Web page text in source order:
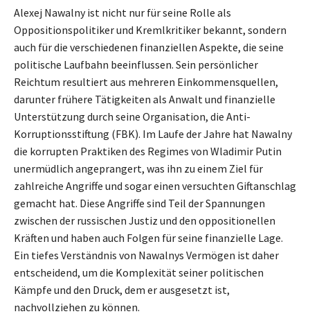
Alexej Nawalny ist nicht nur für seine Rolle als
Oppositionspolitiker und Kremlkritiker bekannt, sondern
auch für die verschiedenen finanziellen Aspekte, die seine
politische Laufbahn beeinflussen. Sein persönlicher
Reichtum resultiert aus mehreren Einkommensquellen,
darunter frühere Tätigkeiten als Anwalt und finanzielle
Unterstützung durch seine Organisation, die Anti-
Korruptionsstiftung (FBK). Im Laufe der Jahre hat Nawalny
die korrupten Praktiken des Regimes von Wladimir Putin
unermüdlich angeprangert, was ihn zu einem Ziel für
zahlreiche Angriffe und sogar einen versuchten Giftanschlag
gemacht hat. Diese Angriffe sind Teil der Spannungen
zwischen der russischen Justiz und den oppositionellen
Kräften und haben auch Folgen für seine finanzielle Lage.
Ein tiefes Verständnis von Nawalnys Vermögen ist daher
entscheidend, um die Komplexität seiner politischen
Kämpfe und den Druck, dem er ausgesetzt ist,
nachvollziehen zu können.